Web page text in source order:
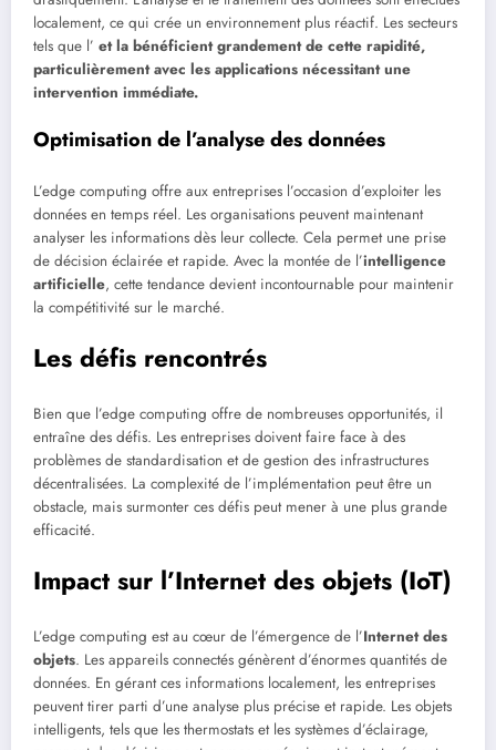
localement, ce qui crée un environnement plus réactif. Les secteurs
tels que l’ et la bénéficient grandement de cette rapidité,
particulièrement avec les applications nécessitant une
intervention immédiate.
Optimisation de l’analyse des données
L’edge computing offre aux entreprises l’occasion d’exploiter les
données en temps réel. Les organisations peuvent maintenant
analyser les informations dès leur collecte. Cela permet une prise
de décision éclairée et rapide. Avec la montée de l’intelligence
artificielle, cette tendance devient incontournable pour maintenir
la compétitivité sur le marché.
Les défis rencontrés
Bien que l’edge computing offre de nombreuses opportunités, il
entraîne des défis. Les entreprises doivent faire face à des
problèmes de standardisation et de gestion des infrastructures
décentralisées. La complexité de l’implémentation peut être un
obstacle, mais surmonter ces défis peut mener à une plus grande
efficacité.
Impact sur l’Internet des objets (IoT)
L’edge computing est au cœur de l’émergence de l’Internet des
objets. Les appareils connectés génèrent d’énormes quantités de
données. En gérant ces informations localement, les entreprises
peuvent tirer parti d’une analyse plus précise et rapide. Les objets
intelligents, tels que les thermostats et les systèmes d’éclairage,